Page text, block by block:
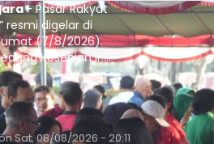
- Pasar Rakyat
resmi digelar di
(7/8/2026).
Kesenian Ir.
pemberdayaan
aksi sosial tersebut
dan mencatat nilai
Sat, 08/08/2026 - 20:11